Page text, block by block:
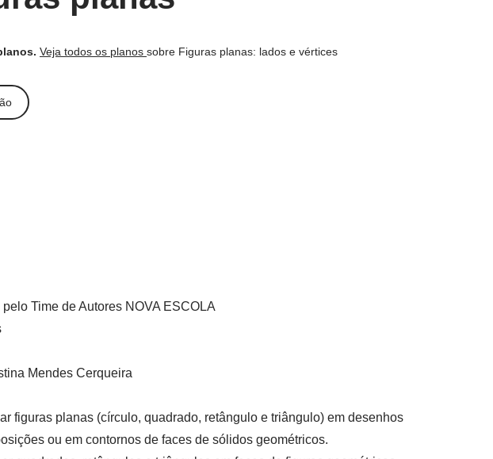
Veja todos os planos sobre Figuras planas: lados e vértices
Time de Autores NOVA ESCOLA
Mendes Cerqueira
figuras planas (círculo, quadrado, retângulo e triângulo) em desenhos
ou em contornos de faces de sólidos geométricos.